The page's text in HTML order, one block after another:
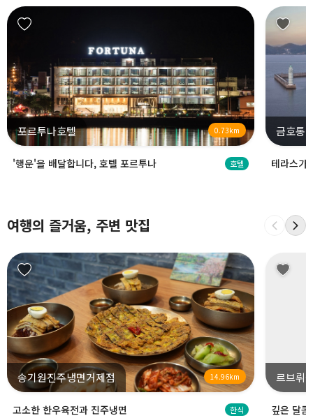
포르투나호텔 0.73km
'행운'을 배달합니다, 호텔 포르투나 호텔
금호통
테라스가
여행의 즐거움, 주변 맛집
송기원진주냉면거제점 14.96km
고소한 한우육전과 진주냉면 한식
르브뤼
깊은 달